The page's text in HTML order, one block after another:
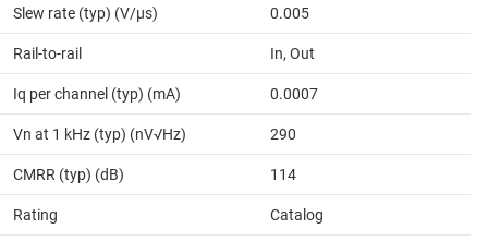
Slew rate (typ) (V/µs) 0.005
Rail-to-rail In, Out
Iq per channel (typ) (mA) 0.0007
Vn at 1 kHz (typ) (nV√Hz) 290
CMRR (typ) (dB) 114
Rating Catalog